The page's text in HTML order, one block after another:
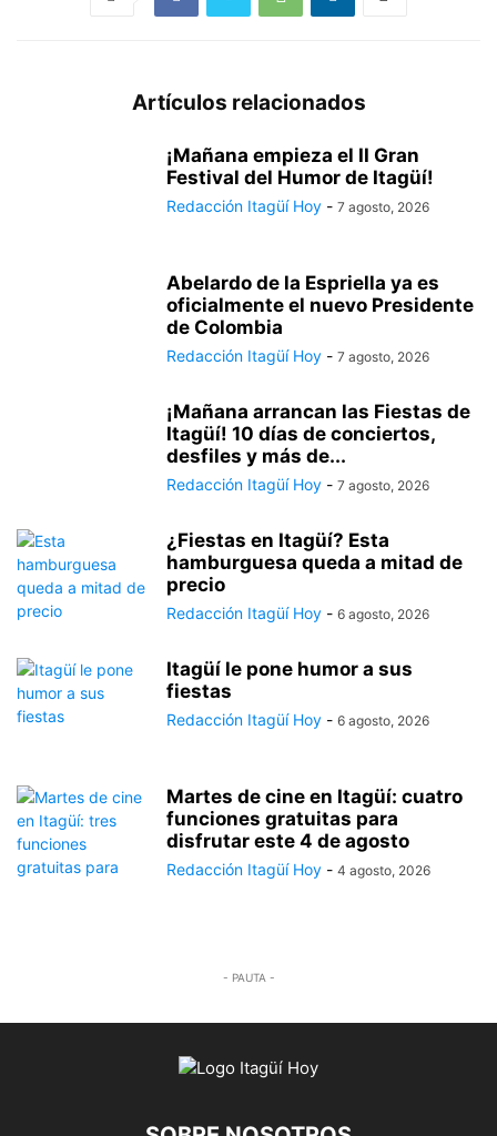
Artículos relacionados
¡Mañana empieza el II Gran
Festival del Humor de Itagüí!
Redacción Itagüí Hoy - 7 agosto, 2026
Abelardo de la Espriella ya es
oficialmente el nuevo Presidente
de Colombia
Redacción Itagüí Hoy - 7 agosto, 2026
¡Mañana arrancan las Fiestas de
Itagüí! 10 días de conciertos,
desfiles y más de...
Redacción Itagüí Hoy - 7 agosto, 2026
¿Fiestas en Itagüí? Esta
hamburguesa queda a mitad de
precio
Redacción Itagüí Hoy - 6 agosto, 2026
Itagüí le pone humor a sus
fiestas
Redacción Itagüí Hoy - 6 agosto, 2026
Martes de cine en Itagüí: cuatro
funciones gratuitas para
disfrutar este 4 de agosto
Redacción Itagüí Hoy - 4 agosto, 2026
- PAUTA -